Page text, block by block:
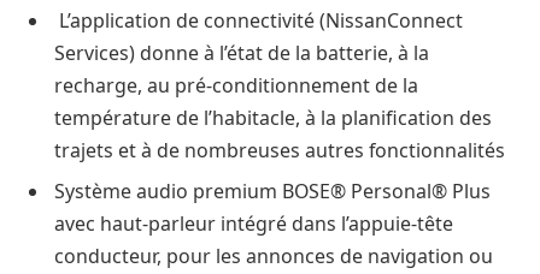
L’application de connectivité (NissanConnect
Services) donne à l’état de la batterie, à la
recharge, au pré-conditionnement de la
température de l’habitacle, à la planification des
trajets et à de nombreuses autres fonctionnalités
Système audio premium BOSE® Personal® Plus
avec haut-parleur intégré dans l’appuie-tête
conducteur, pour les annonces de navigation ou